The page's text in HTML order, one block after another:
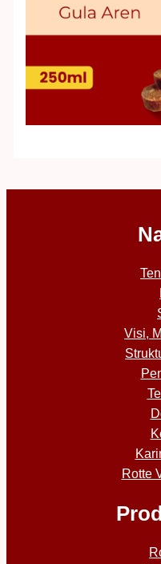
Visi,
Rotte